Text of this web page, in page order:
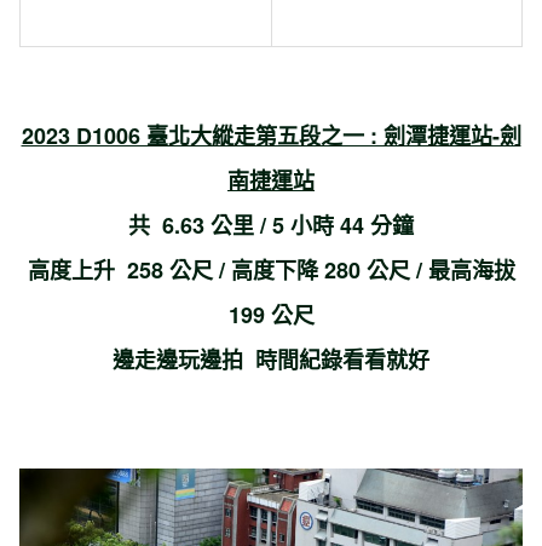
2023 D1006 臺北大縱走第五段之一 : 劍潭捷運站-劍
南捷運站
共 6.63 公里 / 5 小時 44 分鐘
高度上升 258 公尺 / 高度下降 280 公尺 / 最高海拔
199 公尺
邊走邊玩邊拍 時間紀錄看看就好